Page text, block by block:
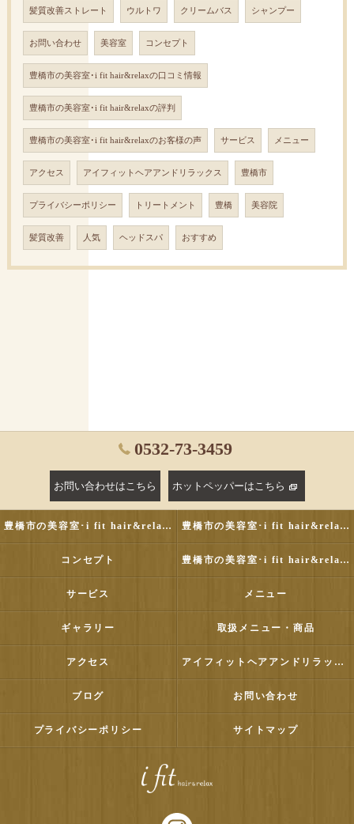
髪質改善ストレート ウルトワ クリームバス シャンプー
お問い合わせ 美容室 コンセプト
豊橋市の美容室･i fit hair&relaxの口コミ情報
豊橋市の美容室･i fit hair&relaxの評判
豊橋市の美容室･i fit hair&relaxのお客様の声 サービス メニュー
アクセス アイフィットヘアアンドリラックス 豊橋市
プライバシーポリシー トリートメント 豊橋 美容院
髪質改善 人気 ヘッドスパ おすすめ
0532-73-3459
お問い合わせはこちら ホットペッパーはこちら
豊橋市の美容室･i fit hair&relaxの評判 豊橋市の美容室･i fit hair&relaxのお客様の声
コンセプト 豊橋市の美容室･i fit hair&relaxの口コミ情報
サービス メニュー
ギャラリー 取扱メニュー・商品
アクセス アイフィットヘアアンドリラックス
ブログ お問い合わせ
プライバシーポリシー サイトマップ